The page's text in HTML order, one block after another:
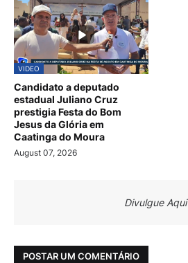
VIDEO
Candidato a deputado
estadual Juliano Cruz
prestigia Festa do Bom
Jesus da Glória em
Caatinga do Moura
August 07, 2026
Divulgue Aqui
POSTAR UM COMENTÁRIO